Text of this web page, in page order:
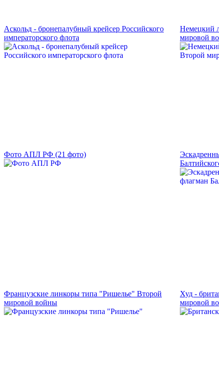
Аскольд - бронепалубный крейсер Российского
императорского флота
Немецкий
мировой
Фото АПЛ РФ (21 фото)
Французские линкоры типа "Ришелье" Второй
мировой войны
Худ -
мировой